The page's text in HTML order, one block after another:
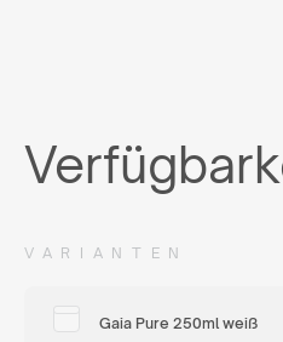
VARIANTEN
Gaia Pure 250ml weiß